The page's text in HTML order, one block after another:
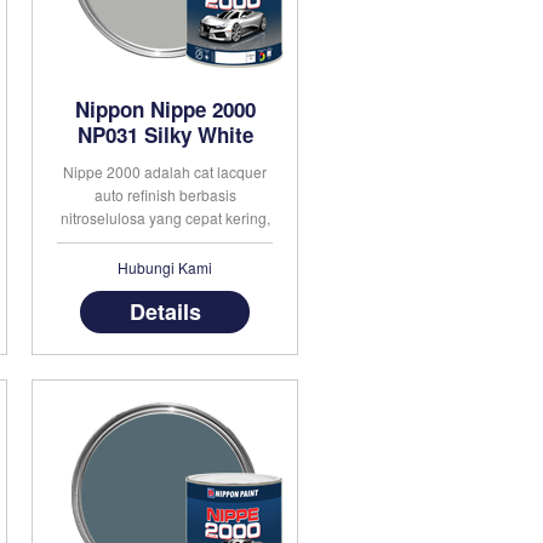
Nippon Nippe 2000
NP031 Silky White
Nippe 2000 adalah cat lacquer
auto refinish berbasis
nitroselulosa yang cepat kering,
daya kilap tinggi dan tersedia
dalam berbagai pilihan warna
yang tahan lama. Cat ini juga
memiliki daya lekat dan
ketahanan yang sangat baik
untuk diaplikasikan pada kayu
dan besi. Nip . . .
Hubungi Kami
Details